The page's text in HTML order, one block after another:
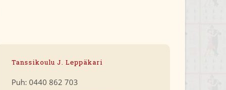
Tanssikoulu J. Leppäkari
Puh: 0440 862 703